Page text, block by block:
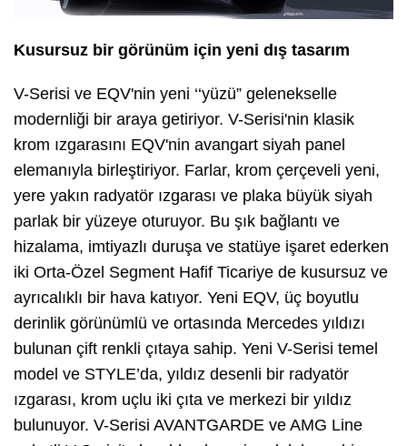
Kusursuz bir görünüm için yeni dış tasarım
V-Serisi ve EQV'nin yeni ‘‘yüzü” gelenekselle
modernliği bir araya getiriyor. V-Serisi'nin klasik
krom ızgarasını EQV'nin avangart siyah panel
elemanıyla birleştiriyor. Farlar, krom çerçeveli yeni,
yere yakın radyatör ızgarası ve plaka büyük siyah
parlak bir yüzeye oturuyor. Bu şık bağlantı ve
hizalama, imtiyazlı duruşa ve statüye işaret ederken
iki Orta-Özel Segment Hafif Ticariye de kusursuz ve
ayrıcalıklı bir hava katıyor. Yeni EQV, üç boyutlu
derinlik görünümlü ve ortasında Mercedes yıldızı
bulunan çift renkli çıtaya sahip. Yeni V-Serisi temel
model ve STYLE’da, yıldız desenli bir radyatör
ızgarası, krom uçlu iki çıta ve merkezi bir yıldız
bulunuyor. V-Serisi AVANTGARDE ve AMG Line